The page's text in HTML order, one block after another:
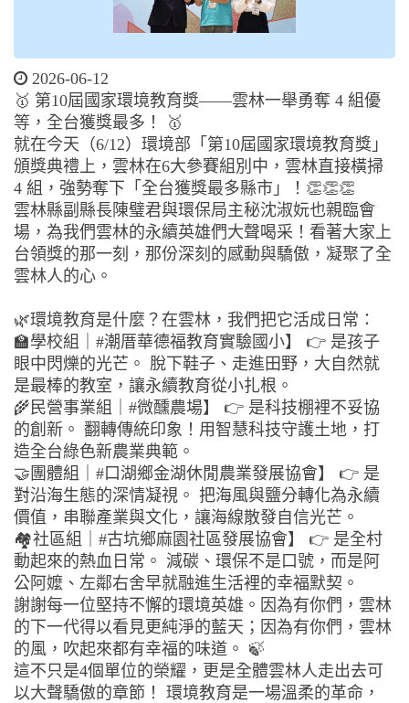
2026-06-12
🥇 第10屆國家環境教育獎——雲林一舉勇奪 4 組優
等，全台獲獎最多！ 🥇
就在今天（6/12）環境部「第10屆國家環境教育獎」
頒獎典禮上，雲林在6大參賽組別中，雲林直接橫掃
4 組，強勢奪下「全台獲獎最多縣市」！👏👏👏
雲林縣副縣長陳璧君與環保局主秘沈淑妧也親臨會
場，為我們雲林的永續英雄們大聲喝采！看著大家上
台領獎的那一刻，那份深刻的感動與驕傲，凝聚了全
雲林人的心。
🌿環境教育是什麼？在雲林，我們把它活成日常：
🏫學校組｜#潮厝華德福教育實驗國小】 👉 是孩子
眼中閃爍的光芒。 脫下鞋子、走進田野，大自然就
是最棒的教室，讓永續教育從小扎根。
🌾民營事業組｜#微醺農場】 👉 是科技棚裡不妥協
的創新。 翻轉傳統印象！用智慧科技守護土地，打
造全台綠色新農業典範。
🤝團體組｜#口湖鄉金湖休閒農業發展協會】 👉 是
對沿海生態的深情凝視。 把海風與鹽分轉化為永續
價值，串聯產業與文化，讓海線散發自信光芒。
🏘社區組｜#古坑鄉麻園社區發展協會】 👉 是全村
動起來的熱血日常。 減碳、環保不是口號，而是阿
公阿嬤、左鄰右舍早就融進生活裡的幸福默契。
謝謝每一位堅持不懈的環境英雄。因為有你們，雲林
的下一代得以看見更純淨的藍天；因為有你們，雲林
的風，吹起來都有幸福的味道。 🍃
這不只是4個單位的榮耀，更是全體雲林人走出去可
以大聲驕傲的章節！ 環境教育是一場溫柔的革命，